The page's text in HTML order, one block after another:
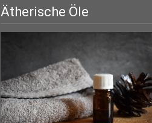
Ätherische Öle